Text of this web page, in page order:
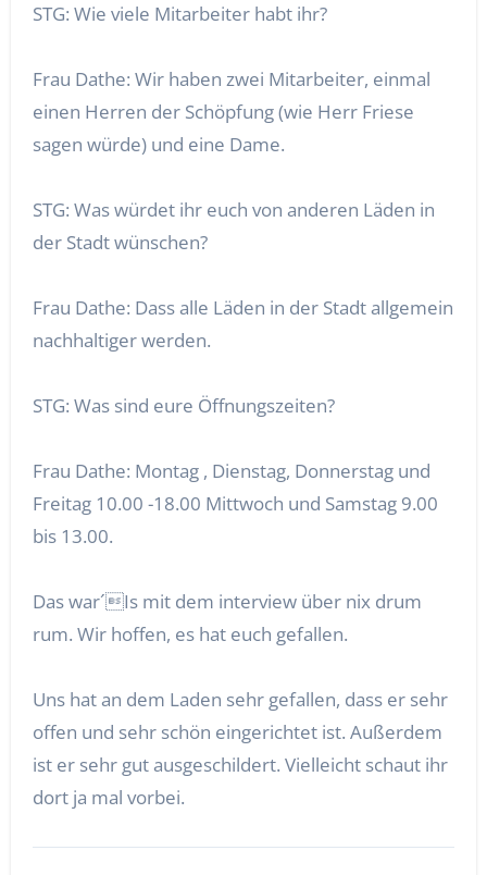
STG: Wie viele Mitarbeiter habt ihr?
Frau Dathe: Wir haben zwei Mitarbeiter, einmal
einen Herren der Schöpfung (wie Herr Friese
sagen würde) und eine Dame.
STG: Was würdet ihr euch von anderen Läden in
der Stadt wünschen?
Frau Dathe: Dass alle Läden in der Stadt allgemein
nachhaltiger werden.
STG: Was sind eure Öffnungszeiten?
Frau Dathe: Montag , Dienstag, Donnerstag und
Freitag 10.00 -18.00 Mittwoch und Samstag 9.00
bis 13.00.
Das war´Is mit dem interview über nix drum
rum. Wir hoffen, es hat euch gefallen.
Uns hat an dem Laden sehr gefallen, dass er sehr
offen und sehr schön eingerichtet ist. Außerdem
ist er sehr gut ausgeschildert. Vielleicht schaut ihr
dort ja mal vorbei.